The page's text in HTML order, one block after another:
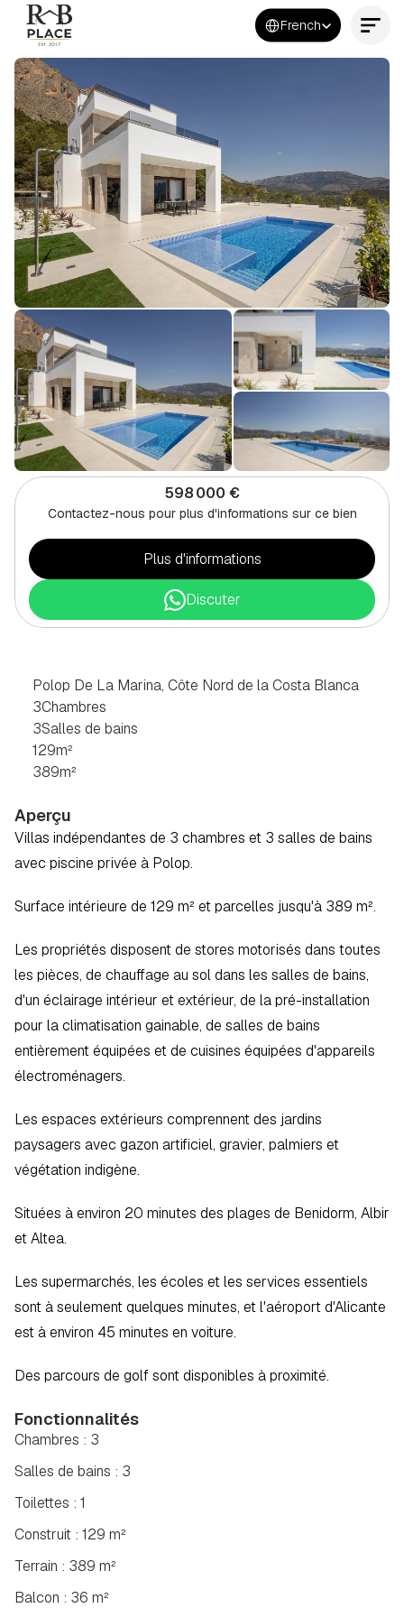
Select Language
French
Contactez-nous maintenant
598 000 €
Contactez-nous pour plus d'informations sur ce bien
Plus d'informations
Discuter
Polop De La Marina, Côte Nord de la Costa Blanca
3Chambres
3Salles de bains
129m²
389m²
Aperçu
Villas indépendantes de 3 chambres et 3 salles de bains
avec piscine privée à Polop.
Surface intérieure de 129 m² et parcelles jusqu'à 389 m².
Les propriétés disposent de stores motorisés dans toutes
les pièces, de chauffage au sol dans les salles de bains,
d'un éclairage intérieur et extérieur, de la pré-installation
pour la climatisation gainable, de salles de bains
entièrement équipées et de cuisines équipées d'appareils
électroménagers.
Les espaces extérieurs comprennent des jardins
paysagers avec gazon artificiel, gravier, palmiers et
végétation indigène.
Situées à environ 20 minutes des plages de Benidorm, Albir
et Altea.
Les supermarchés, les écoles et les services essentiels
sont à seulement quelques minutes, et l'aéroport d'Alicante
est à environ 45 minutes en voiture.
Des parcours de golf sont disponibles à proximité.
Fonctionnalités
Salles de bains : 3
Toilettes : 1
Chambres : 3
Construit : 129 m²
Terrain : 389 m²
Balcon : 36 m²